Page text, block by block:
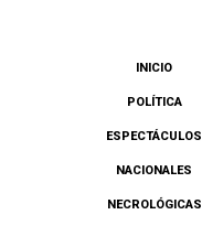
INICIO
POLÍTICA
ESPECTÁCULOS
NACIONALES
NECROLÓGICAS